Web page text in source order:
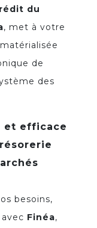
du
, met à votre
de
des
et efficace
besoins,
Finéa,